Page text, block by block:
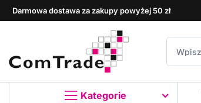
Darmowa dostawa za zakupy powyżej 50 zł
Kategorie